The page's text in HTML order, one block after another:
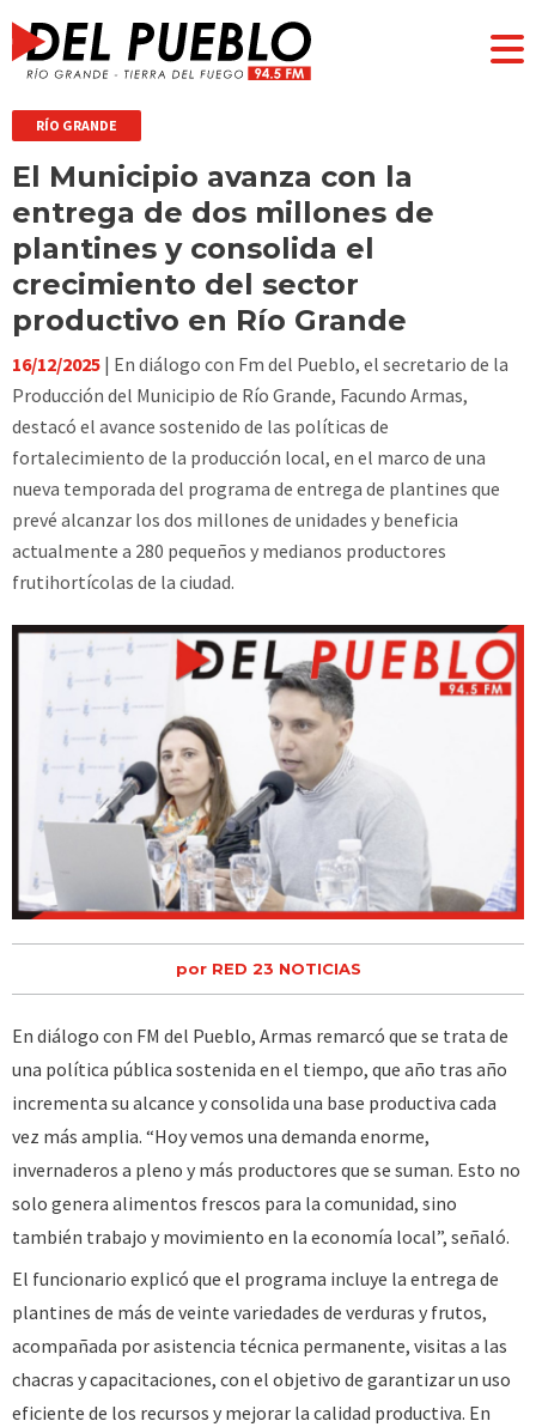
RÍO GRANDE
El Municipio avanza con la
entrega de dos millones de
plantines y consolida el
crecimiento del sector
productivo en Río Grande
16/12/2025 | En diálogo con Fm del Pueblo, el secretario de la
Producción del Municipio de Río Grande, Facundo Armas,
destacó el avance sostenido de las políticas de
fortalecimiento de la producción local, en el marco de una
nueva temporada del programa de entrega de plantines que
prevé alcanzar los dos millones de unidades y beneficia
actualmente a 280 pequeños y medianos productores
frutihortícolas de la ciudad.
por RED 23 NOTICIAS
En diálogo con FM del Pueblo, Armas remarcó que se trata de
una política pública sostenida en el tiempo, que año tras año
incrementa su alcance y consolida una base productiva cada
vez más amplia. “Hoy vemos una demanda enorme,
invernaderos a pleno y más productores que se suman. Esto no
solo genera alimentos frescos para la comunidad, sino
también trabajo y movimiento en la economía local”, señaló.
El funcionario explicó que el programa incluye la entrega de
plantines de más de veinte variedades de verduras y frutos,
acompañada por asistencia técnica permanente, visitas a las
chacras y capacitaciones, con el objetivo de garantizar un uso
eficiente de los recursos y mejorar la calidad productiva. En